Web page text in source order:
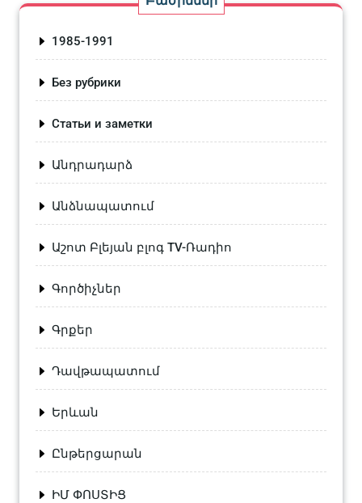
1985-1991
Без рубрики
Статьи и заметки
Անդրադարձ
Անձնապատում
Աշոտ Բլեյան բլոգ TV-Ռադիո
Գործիչներ
Գրքեր
Դավթապատում
Երևան
Ընթերցարան
ԻՄ ՓՈՍՏԻՑ